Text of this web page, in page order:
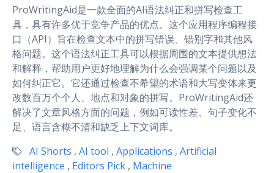
ProWritingAid是一款全面的AI语法纠正和拼写检查工
具，具有许多优于竞争产品的优点。这个应用程序编程接
口（API）旨在检查文本中的拼写错误、错别字和其他风
格问题。这个语法纠正工具可以根据周围的文本提供想法
和解释，帮助用户更好地理解为什么会强调某个问题以及
如何纠正它。它还通过检查不希望的术语和大写变体来更
改数百万个个人、地点和对象的拼写。ProWritingAid还
解决了文章风格方面的问题，例如可读性差、句子变化不
足、语言含糊不清和缺乏上下文词库。
AI Shorts , AI tool , Applications , Artificial
intelligence , Editors Pick , Machine